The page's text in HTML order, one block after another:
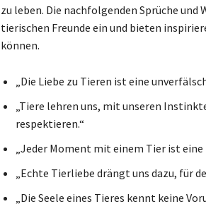
zu leben. Die nachfolgenden Sprüche und
tierischen Freunde ein und bieten
können.
„Die Liebe zu Tieren ist eine
„Tiere lehren uns, mit unseren
respektieren.“
„Jeder Moment mit einem Tier ist
„Echte Tierliebe drängt uns dazu, für
„Die Seele eines Tieres kennt keine